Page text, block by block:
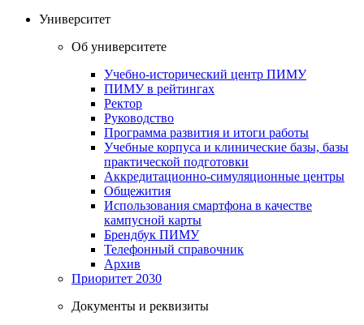
Университет
Об университете
Учебно-исторический центр ПИМУ
ПИМУ в рейтингах
Ректор
Руководство
Программа развития и итоги работы
Учебные корпуса и клинические базы, базы
практической подготовки
Аккредитационно-симуляционные центры
Общежития
Использования смартфона в качестве
кампусной карты
Брендбук ПИМУ
Телефонный справочник
Архив
Приоритет 2030
Документы и реквизиты